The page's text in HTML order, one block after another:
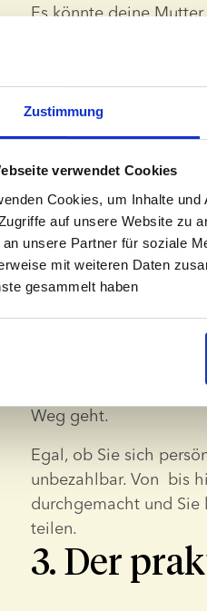
Zustimmung
verwendet Cookies
Cookies, um Inhalte
auf unsere Website zu
unsere Partner für soziale
mit weiteren Daten
gesammelt haben
Es könnte deine
ist – und das ist in
du deine Reise
einzulassen oder
2. Die
Mutter
Hier ist noch eine
sie über eine Online-
versteht die Freude,
Kind allein
Weg geht.
Egal, ob Sie sich
unbezahlbar. Von bis
durchgemacht und Sie
teilen.
3. Der